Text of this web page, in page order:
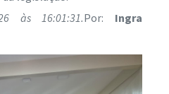
às 16:01:31.Por: Ingra